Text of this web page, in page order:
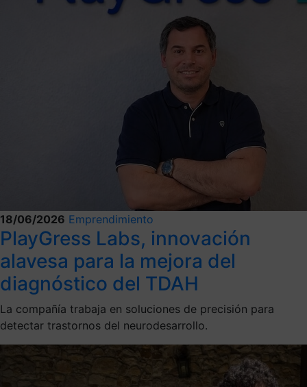
18/06/2026 Emprendimiento
PlayGress Labs, innovación
alavesa para la mejora del
diagnóstico del TDAH
La compañía trabaja en soluciones de precisión para
detectar trastornos del neurodesarrollo.